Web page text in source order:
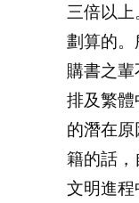
三倍以
劃算的
購書之
排及繁
的潛在
籍的話
文明進